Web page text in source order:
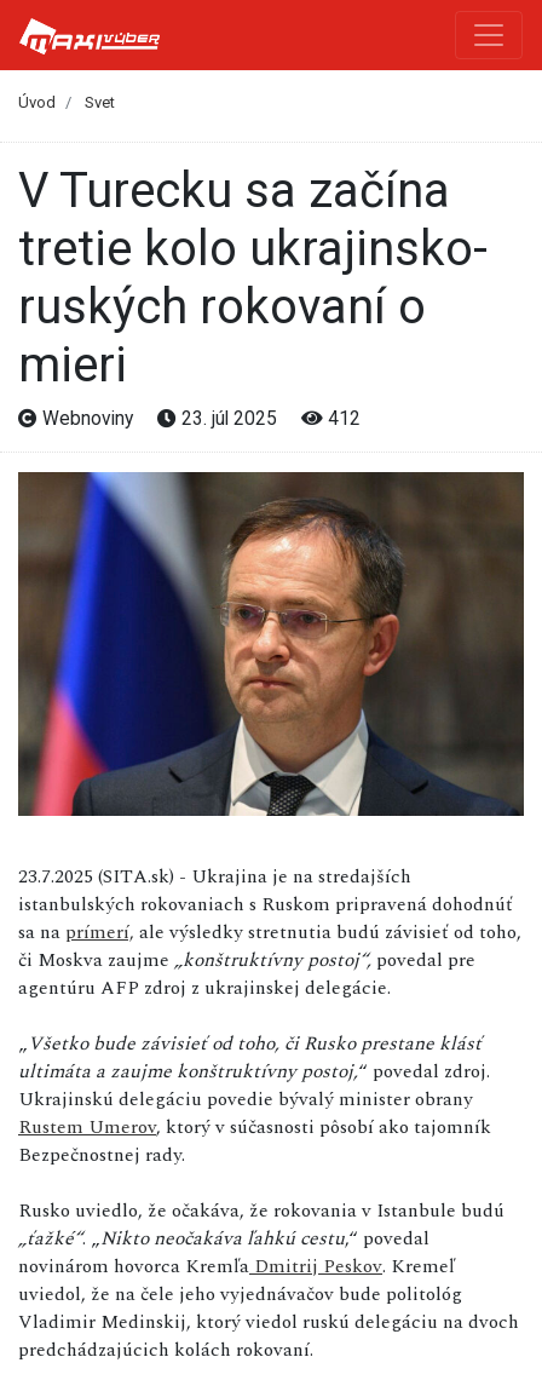
Úvod Svet
V Turecku sa začína
tretie kolo ukrajinsko-
ruských rokovaní o
mieri
Webnoviny 23. júl 2025 412
23.7.2025 (SITA.sk) - Ukrajina je na stredajších
istanbulských rokovaniach s Ruskom pripravená dohodnúť
sa na prímerí, ale výsledky stretnutia budú závisieť od toho,
či Moskva zaujme „konštruktívny postoj“, povedal pre
agentúru AFP zdroj z ukrajinskej delegácie.
„Všetko bude závisieť od toho, či Rusko prestane klásť
ultimáta a zaujme konštruktívny postoj,“ povedal zdroj.
Ukrajinskú delegáciu povedie bývalý minister obrany
Rustem Umerov, ktorý v súčasnosti pôsobí ako tajomník
Bezpečnostnej rady.
Rusko uviedlo, že očakáva, že rokovania v Istanbule budú
„ťažké“. „Nikto neočakáva ľahkú cestu,“ povedal
novinárom hovorca KremľaDmitrij Peskov. Kremeľ
uviedol, že na čele jeho vyjednávačov bude politológ
Vladimir Medinskij, ktorý viedol ruskú delegáciu na dvoch
predchádzajúcich kolách rokovaní.